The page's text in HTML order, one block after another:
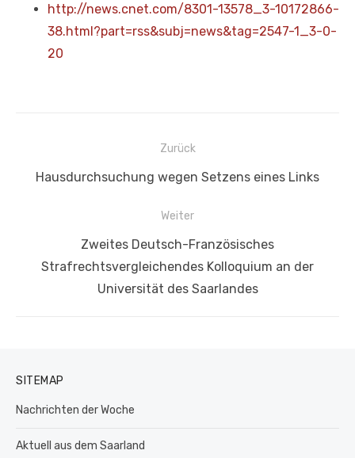
http://news.cnet.com/8301-13578_3-10172866-
38.html?part=rss&subj=news&tag=2547-1_3-0-
20
Beitragsnavigation
Zurück
Vorheriger
Hausdurchsuchung wegen Setzens eines Links
Weiter
Beitrag:
Zweites Deutsch-Französisches
Strafrechtsvergleichendes Kolloquium an der
Universität des Saarlandes
SITEMAP
Nachrichten der Woche
Aktuell aus dem Saarland